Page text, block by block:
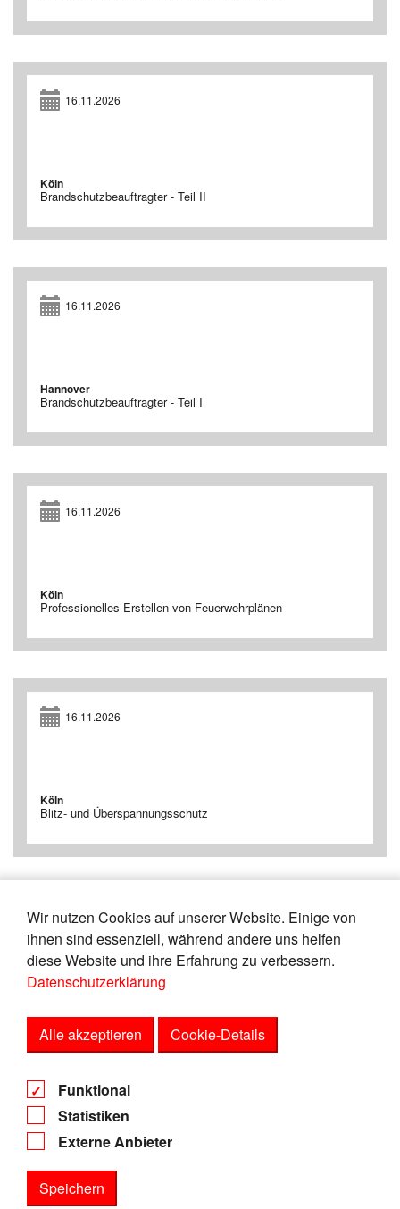
Wir nutzen Cookies auf unserer Website. Einige von
ihnen sind essenziell, während andere uns helfen
diese Website und ihre Erfahrung zu verbessern.
Datenschutzerklärung
Alle akzeptieren Cookie-Details
Funktional
Statistiken
Externe Anbieter
Speichern
16.11.2026
Köln
Brandschutzbeauftragter - Teil II
16.11.2026
Hannover
Brandschutzbeauftragter - Teil I
16.11.2026
Köln
Professionelles Erstellen von Feuerwehrplänen
16.11.2026
Köln
Blitz- und Überspannungsschutz
« 17 18 19 20 21 22 23
24
25
26 »
Impressum